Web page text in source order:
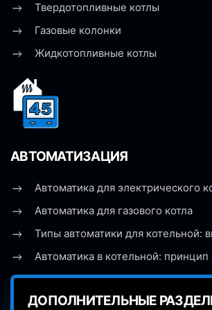
Твердотопливные котлы
Газовые колонки
Жидкотопливные котлы
АВТОМАТИЗАЦИЯ
Автоматика для электрического
Автоматика для газового котла
Типы автоматики для котельной:
Автоматика в котельной: принцип
ДОПОЛНИТЕЛЬНЫЕ